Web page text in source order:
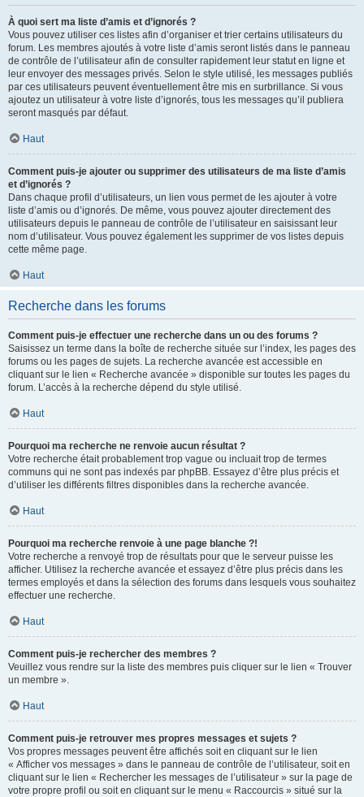
À quoi sert ma liste d’amis et d’ignorés ?
Vous pouvez utiliser ces listes afin d’organiser et trier certains utilisateurs du
forum. Les membres ajoutés à votre liste d’amis seront listés dans le panneau
de contrôle de l’utilisateur afin de consulter rapidement leur statut en ligne et
leur envoyer des messages privés. Selon le style utilisé, les messages publiés
par ces utilisateurs peuvent éventuellement être mis en surbrillance. Si vous
ajoutez un utilisateur à votre liste d’ignorés, tous les messages qu’il publiera
seront masqués par défaut.
Haut
Comment puis-je ajouter ou supprimer des utilisateurs de ma liste d’amis
et d’ignorés ?
Dans chaque profil d’utilisateurs, un lien vous permet de les ajouter à votre
liste d’amis ou d’ignorés. De même, vous pouvez ajouter directement des
utilisateurs depuis le panneau de contrôle de l’utilisateur en saisissant leur
nom d’utilisateur. Vous pouvez également les supprimer de vos listes depuis
cette même page.
Haut
Recherche dans les forums
Comment puis-je effectuer une recherche dans un ou des forums ?
Saisissez un terme dans la boîte de recherche située sur l’index, les pages des
forums ou les pages de sujets. La recherche avancée est accessible en
cliquant sur le lien « Recherche avancée » disponible sur toutes les pages du
forum. L’accès à la recherche dépend du style utilisé.
Haut
Pourquoi ma recherche ne renvoie aucun résultat ?
Votre recherche était probablement trop vague ou incluait trop de termes
communs qui ne sont pas indexés par phpBB. Essayez d’être plus précis et
d’utiliser les différents filtres disponibles dans la recherche avancée.
Haut
Pourquoi ma recherche renvoie à une page blanche ?!
Votre recherche a renvoyé trop de résultats pour que le serveur puisse les
afficher. Utilisez la recherche avancée et essayez d’être plus précis dans les
termes employés et dans la sélection des forums dans lesquels vous souhaitez
effectuer une recherche.
Haut
Comment puis-je rechercher des membres ?
Veuillez vous rendre sur la liste des membres puis cliquer sur le lien « Trouver
un membre ».
Haut
Comment puis-je retrouver mes propres messages et sujets ?
Vos propres messages peuvent être affichés soit en cliquant sur le lien
« Afficher vos messages » dans le panneau de contrôle de l’utilisateur, soit en
cliquant sur le lien « Rechercher les messages de l’utilisateur » sur la page de
votre propre profil ou soit en cliquant sur le menu « Raccourcis » situé sur la